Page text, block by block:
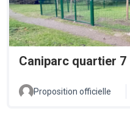
Caniparc quartier 7
Proposition officielle